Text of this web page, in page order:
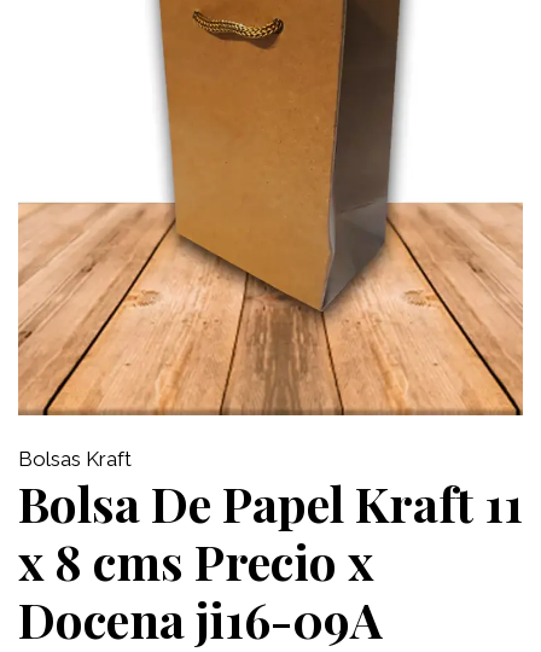
Bolsas Kraft
Bolsa De Papel Kraft 11
x 8 cms Precio x
Docena ji16-09A